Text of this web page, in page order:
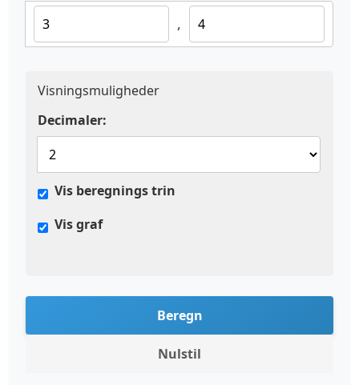
,
Visningsmuligheder
Decimaler:
Vis beregnings trin
Vis graf
Beregn
Nulstil